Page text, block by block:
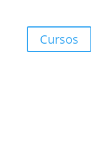
Cursos